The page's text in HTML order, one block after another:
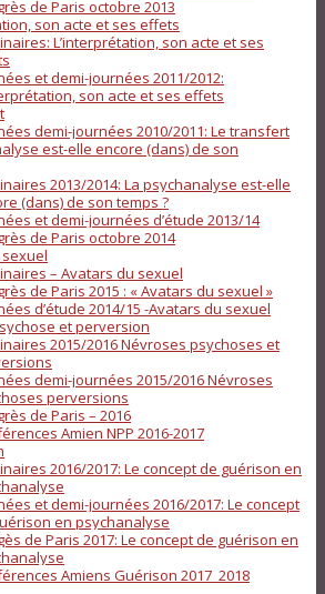
de Paris octobre 2013
son acte et ses effets
L’interprétation, son acte et ses
et demi-journées 2011/2012:
son acte et ses effets
demi-journées 2010/2011: Le transfert
est-elle encore (dans) de son
2013/2014: La psychanalyse est-elle
(dans) de son temps ?
et demi-journées d’étude 2013/14
de Paris octobre 2014
– Avatars du sexuel
de Paris 2015 : « Avatars du sexuel »
d’étude 2014/15 -Avatars du sexuel
et perversion
2015/2016 Névroses psychoses et
demi-journées 2015/2016 Névroses
perversions
de Paris – 2016
Amien NPP 2016-2017
2016/2017: Le concept de guérison en
et demi-journées 2016/2017: Le concept
en psychanalyse
de Paris 2017: Le concept de guérison en
Amiens Guérison 2017_2018